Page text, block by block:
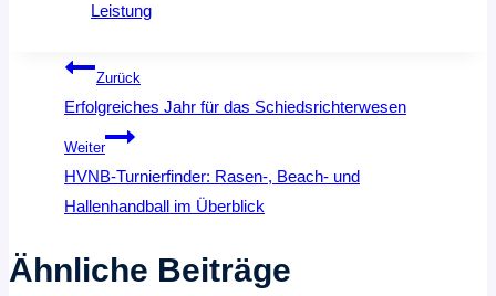
Leistung
Beitragsnavigation
Zurück
Erfolgreiches Jahr für das Schiedsrichterwesen
Weiter
HVNB-Turnierfinder: Rasen-, Beach- und
Hallenhandball im Überblick
Ähnliche Beiträge